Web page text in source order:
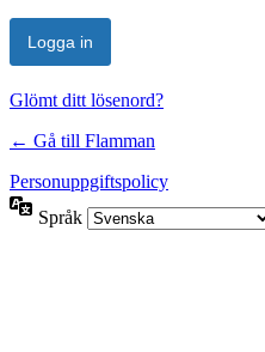
Glömt ditt lösenord?
← Gå till Flamman
Personuppgiftspolicy
Språk